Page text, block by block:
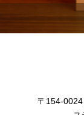
〒154-